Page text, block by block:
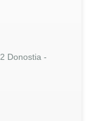
Donostia -